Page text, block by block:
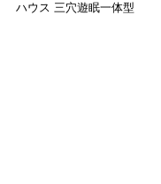
ハウス 三穴遊眠一体型